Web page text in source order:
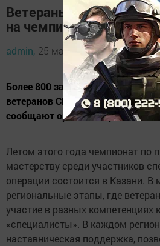
Ветераны СВО подали
на чемпионат
admin, 25 марта 2026 - 14:07
Более 800 заявок по 28
ветеранов СВО на участие в
сообщают организаторы.
Летом этого года чемпионат по
мастерству среди участников
операции состоится в Казани. В
региональные этапы, где
участие в разных компетенциях
«специалисты». В каждом
наставническая поддержка,